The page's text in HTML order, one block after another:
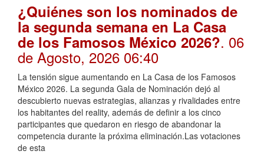
¿Quiénes son los nominados de
la segunda semana en La Casa
de los Famosos México 2026?. 06
de Agosto, 2026 06:40
La tensión sigue aumentando en La Casa de los Famosos
México 2026. La segunda Gala de Nominación dejó al
descubierto nuevas estrategias, alianzas y rivalidades entre
los habitantes del reality, además de definir a los cinco
participantes que quedaron en riesgo de abandonar la
competencia durante la próxima eliminación.Las votaciones
de esta